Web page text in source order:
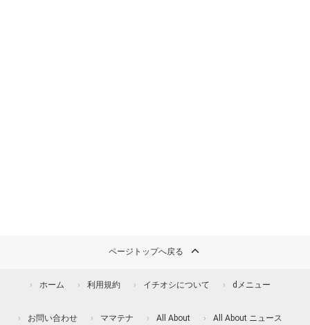
ページトップへ戻る
ホーム 利用規約 イチオシについて dメニュー
お問い合わせ ママテナ All About All About ニュース